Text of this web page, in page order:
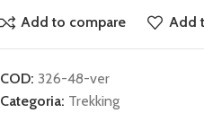
Add to compare Add
COD: 326-48-ver
Categoria: Trekking